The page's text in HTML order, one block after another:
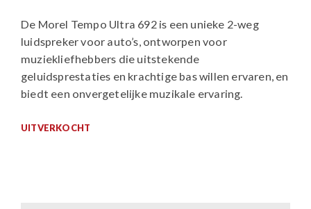
De Morel Tempo Ultra 692 is een unieke 2-weg
luidspreker voor auto’s, ontworpen voor
muziekliefhebbers die uitstekende
geluidsprestaties en krachtige bas willen ervaren, en
biedt een onvergetelijke muzikale ervaring.
UITVERKOCHT